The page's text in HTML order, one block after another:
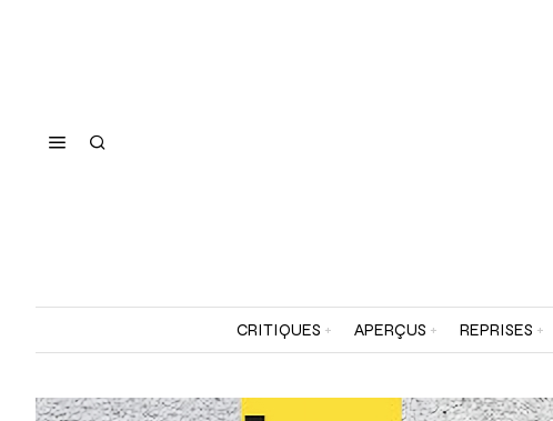
CRITIQUES APERÇUS REPRISES